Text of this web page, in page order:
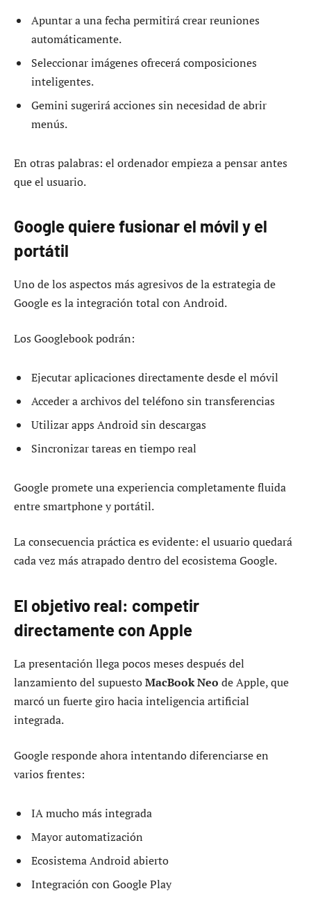
Apuntar a una fecha permitirá crear reuniones
automáticamente.
Seleccionar imágenes ofrecerá composiciones
inteligentes.
Gemini sugerirá acciones sin necesidad de abrir
menús.
En otras palabras: el ordenador empieza a pensar antes
que el usuario.
Google quiere fusionar el móvil y el
portátil
Uno de los aspectos más agresivos de la estrategia de
Google es la integración total con Android.
Los Googlebook podrán:
Ejecutar aplicaciones directamente desde el móvil
Acceder a archivos del teléfono sin transferencias
Utilizar apps Android sin descargas
Sincronizar tareas en tiempo real
Google promete una experiencia completamente fluida
entre smartphone y portátil.
La consecuencia práctica es evidente: el usuario quedará
cada vez más atrapado dentro del ecosistema Google.
El objetivo real: competir
directamente con Apple
La presentación llega pocos meses después del
lanzamiento del supuestoMacBook Neo de Apple, que
marcó un fuerte giro hacia inteligencia artificial
integrada.
Google responde ahora intentando diferenciarse en
varios frentes:
IA mucho más integrada
Mayor automatización
Ecosistema Android abierto
Integración con Google Play